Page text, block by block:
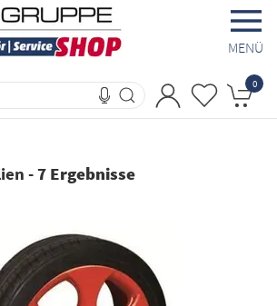
MENÜ
0
-7 Ergebnisse